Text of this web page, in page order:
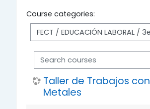
Course categories:
Search courses
Taller de Trabajos con
Metales